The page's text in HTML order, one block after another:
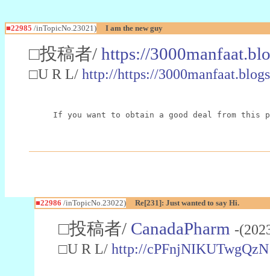
■22985 /inTopicNo.23021) I am the new guy
□投稿者/ https://
□U R L/ http://https://
If you want to obtain a good deal from this
■22986 /inTopicNo.23022) Re[231]: Just wanted to say Hi.
□投稿者/ CanadaPharm -
□U R L/ http://cPFnjNIKUTwgQzN